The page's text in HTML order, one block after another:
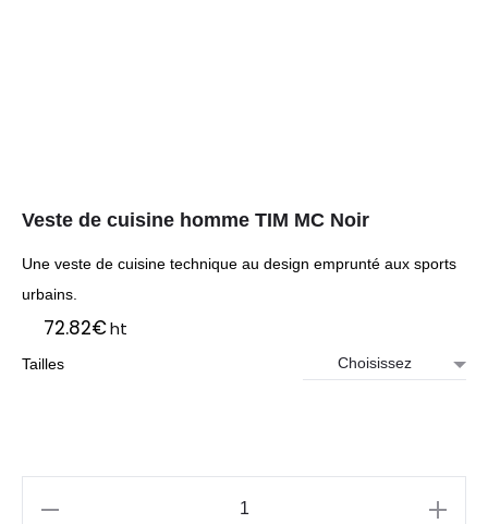
Veste de cuisine homme TIM MC Noir
Une veste de cuisine technique au design emprunté aux sports
urbains.
72.82€ht
Tailles